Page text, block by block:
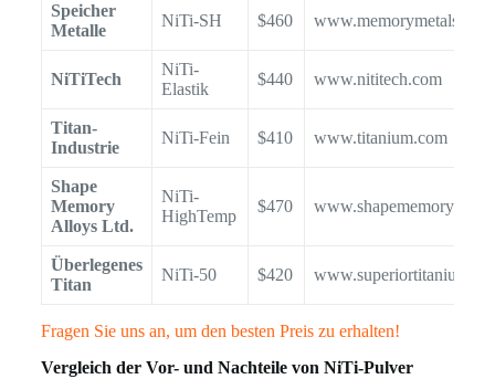
Speicher
Metalle
NiTi-SH $460 www.memorymetals.com
NiTiTech
NiTi-
Elastik
$440 www.nititech.com
Titan-
Industrie
NiTi-Fein $410 www.titanium.com
Shape
Memory
Alloys Ltd.
NiTi-
HighTemp
$470
Überlegenes
Titan
NiTi-50 $420
Fragen Sie uns an, um den besten Preis zu erhalten!
Vergleich der Vor- und Nachteile von NiTi-Pulver